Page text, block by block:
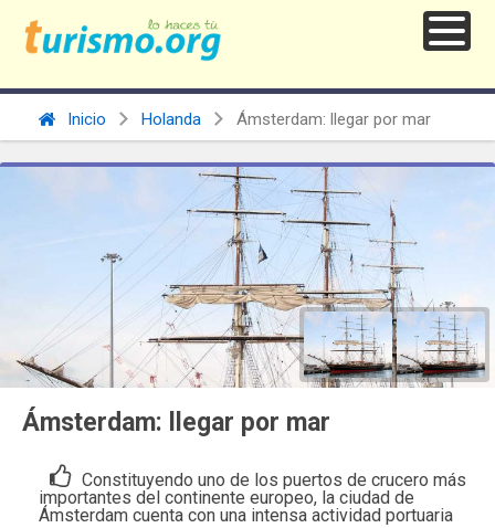
Inicio Holanda Ámsterdam: llegar por mar
Ámsterdam: llegar por mar
Constituyendo uno de los puertos de crucero más
importantes del continente europeo, la ciudad de
Ámsterdam cuenta con una intensa actividad portuaria